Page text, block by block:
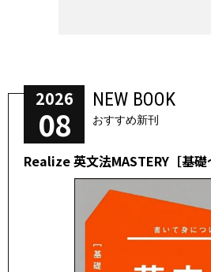
2026
08
NEW BOOK
おすすめ新刊
Realize 英文法MASTERY［基礎